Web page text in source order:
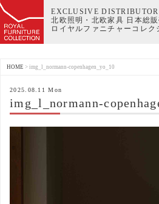
EXCLUSIVE DISTRIBUTOR
北欧照明・北欧家具 日本総
ロイヤルファニチャーコレク
HOME > img_l_normann-copenhagen_yo_10
2025.08.11 Mon
img_l_normann-